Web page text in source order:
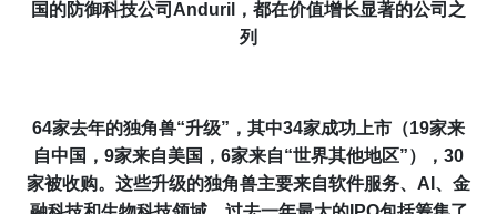
国的防御科技公司 Anduril ， 都在价值增长显著的公司 之
列
64家去年的独角兽“升级”，其中34家成功上市 （19家来
自中国，9家来自美国，6家来自“世界其他地区”），30
家被收购。 这些升级的独角兽主要来自软件服务、 AI 、金